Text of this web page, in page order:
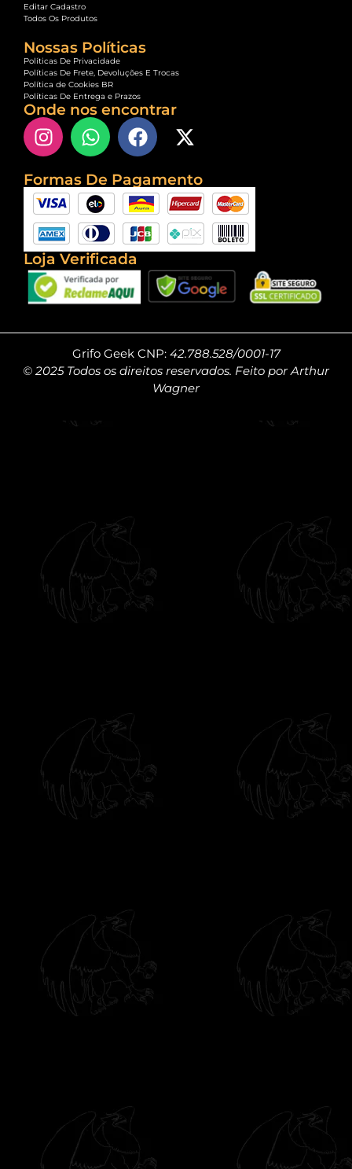
Editar Cadastro
Todos Os Produtos
Nossas Políticas
Políticas De Privacidade
Políticas De Frete, Devoluções E Trocas
Política de Cookies BR
Políticas De Entrega e Prazos
Onde nos encontrar
Formas De Pagamento
Loja Verificada
Grifo Geek CNP: 42.788.528/0001-17
© 2025 Todos os direitos reservados. Feito por Arthur
Wagner